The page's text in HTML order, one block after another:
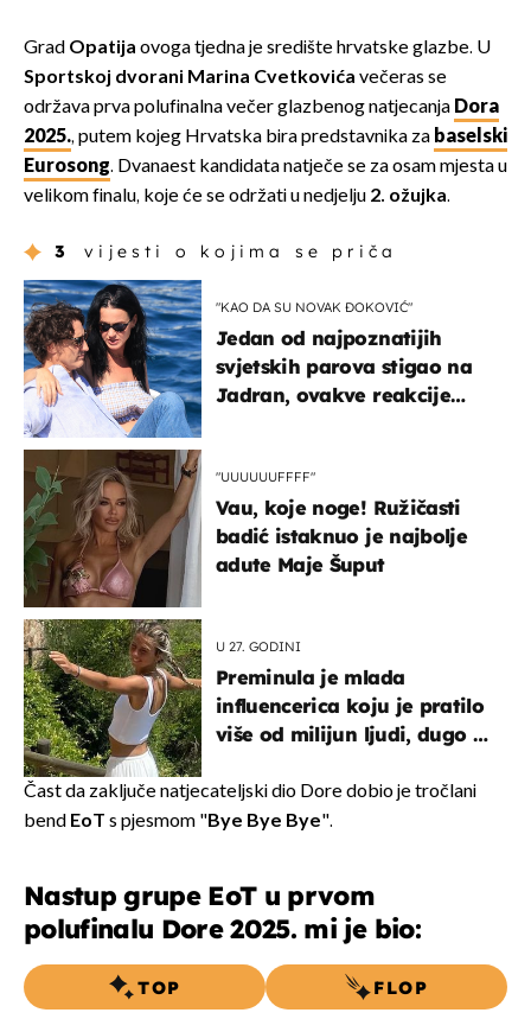
Grad Opatija ovoga tjedna je središte hrvatske glazbe. U
Sportskoj dvorani Marina Cvetkovića večeras se
održava prva polufinalna večer glazbenog natjecanja Dora
2025., putem kojeg Hrvatska bira predstavnika za baselski
Eurosong. Dvanaest kandidata natječe se za osam mjesta u
velikom finalu, koje će se održati u nedjelju 2. ožujka.
3 vijesti o kojima se priča
"KAO DA SU NOVAK ĐOKOVIĆ"
Jedan od najpoznatijih
svjetskih parova stigao na
Jadran, ovakve reakcije
"UUUUUUFFFF"
Vau, koje noge! Ružičasti
badić istaknuo je najbolje
adute Maje Šuput
U 27. GODINI
Preminula je mlada
influencerica koju je pratilo
više od milijun ljudi, dugo se
Čast da zaključe natjecateljski dio Dore dobio je tročlani
bend EoT s pjesmom "Bye Bye Bye".
Nastup grupe EoT u prvom
polufinalu Dore 2025. mi je bio:
TOP FLOP